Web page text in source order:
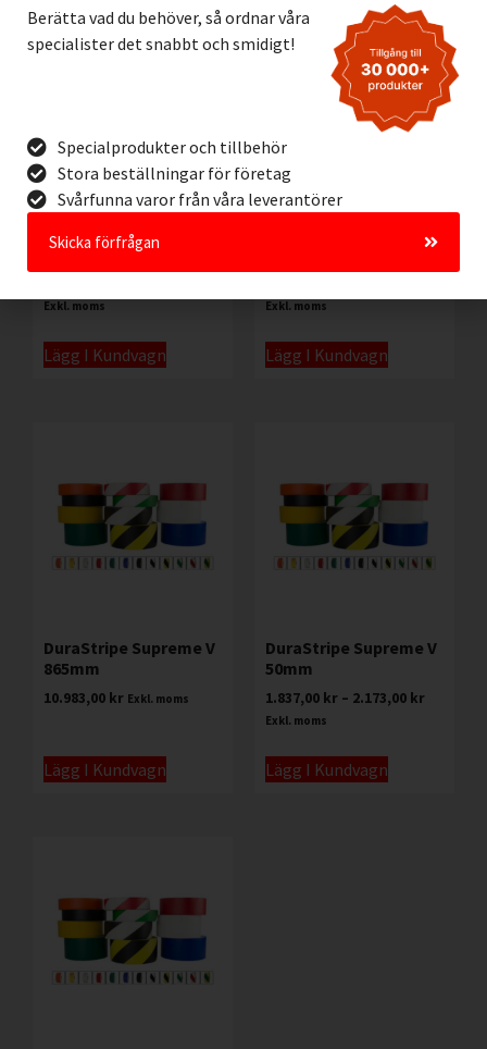
DuraStripe Siffra
Exkl. moms
Lägg I Kundvagn
Exkl. moms
Lägg I Kundvagn
DuraStripe Supreme V
865mm
10.983,00 kr Exkl. moms
Lägg I Kundvagn
DuraStripe Supreme V
50mm
1.837,00 kr – 2.173,00 kr
Exkl. moms
Lägg I Kundvagn
Berätta vad du behöver, så ordnar våra
specialister det snabbt och smidigt!
Specialprodukter och tillbehör
Stora beställningar för företag
Svårfunna varor från våra leverantörer
Skicka förfrågan